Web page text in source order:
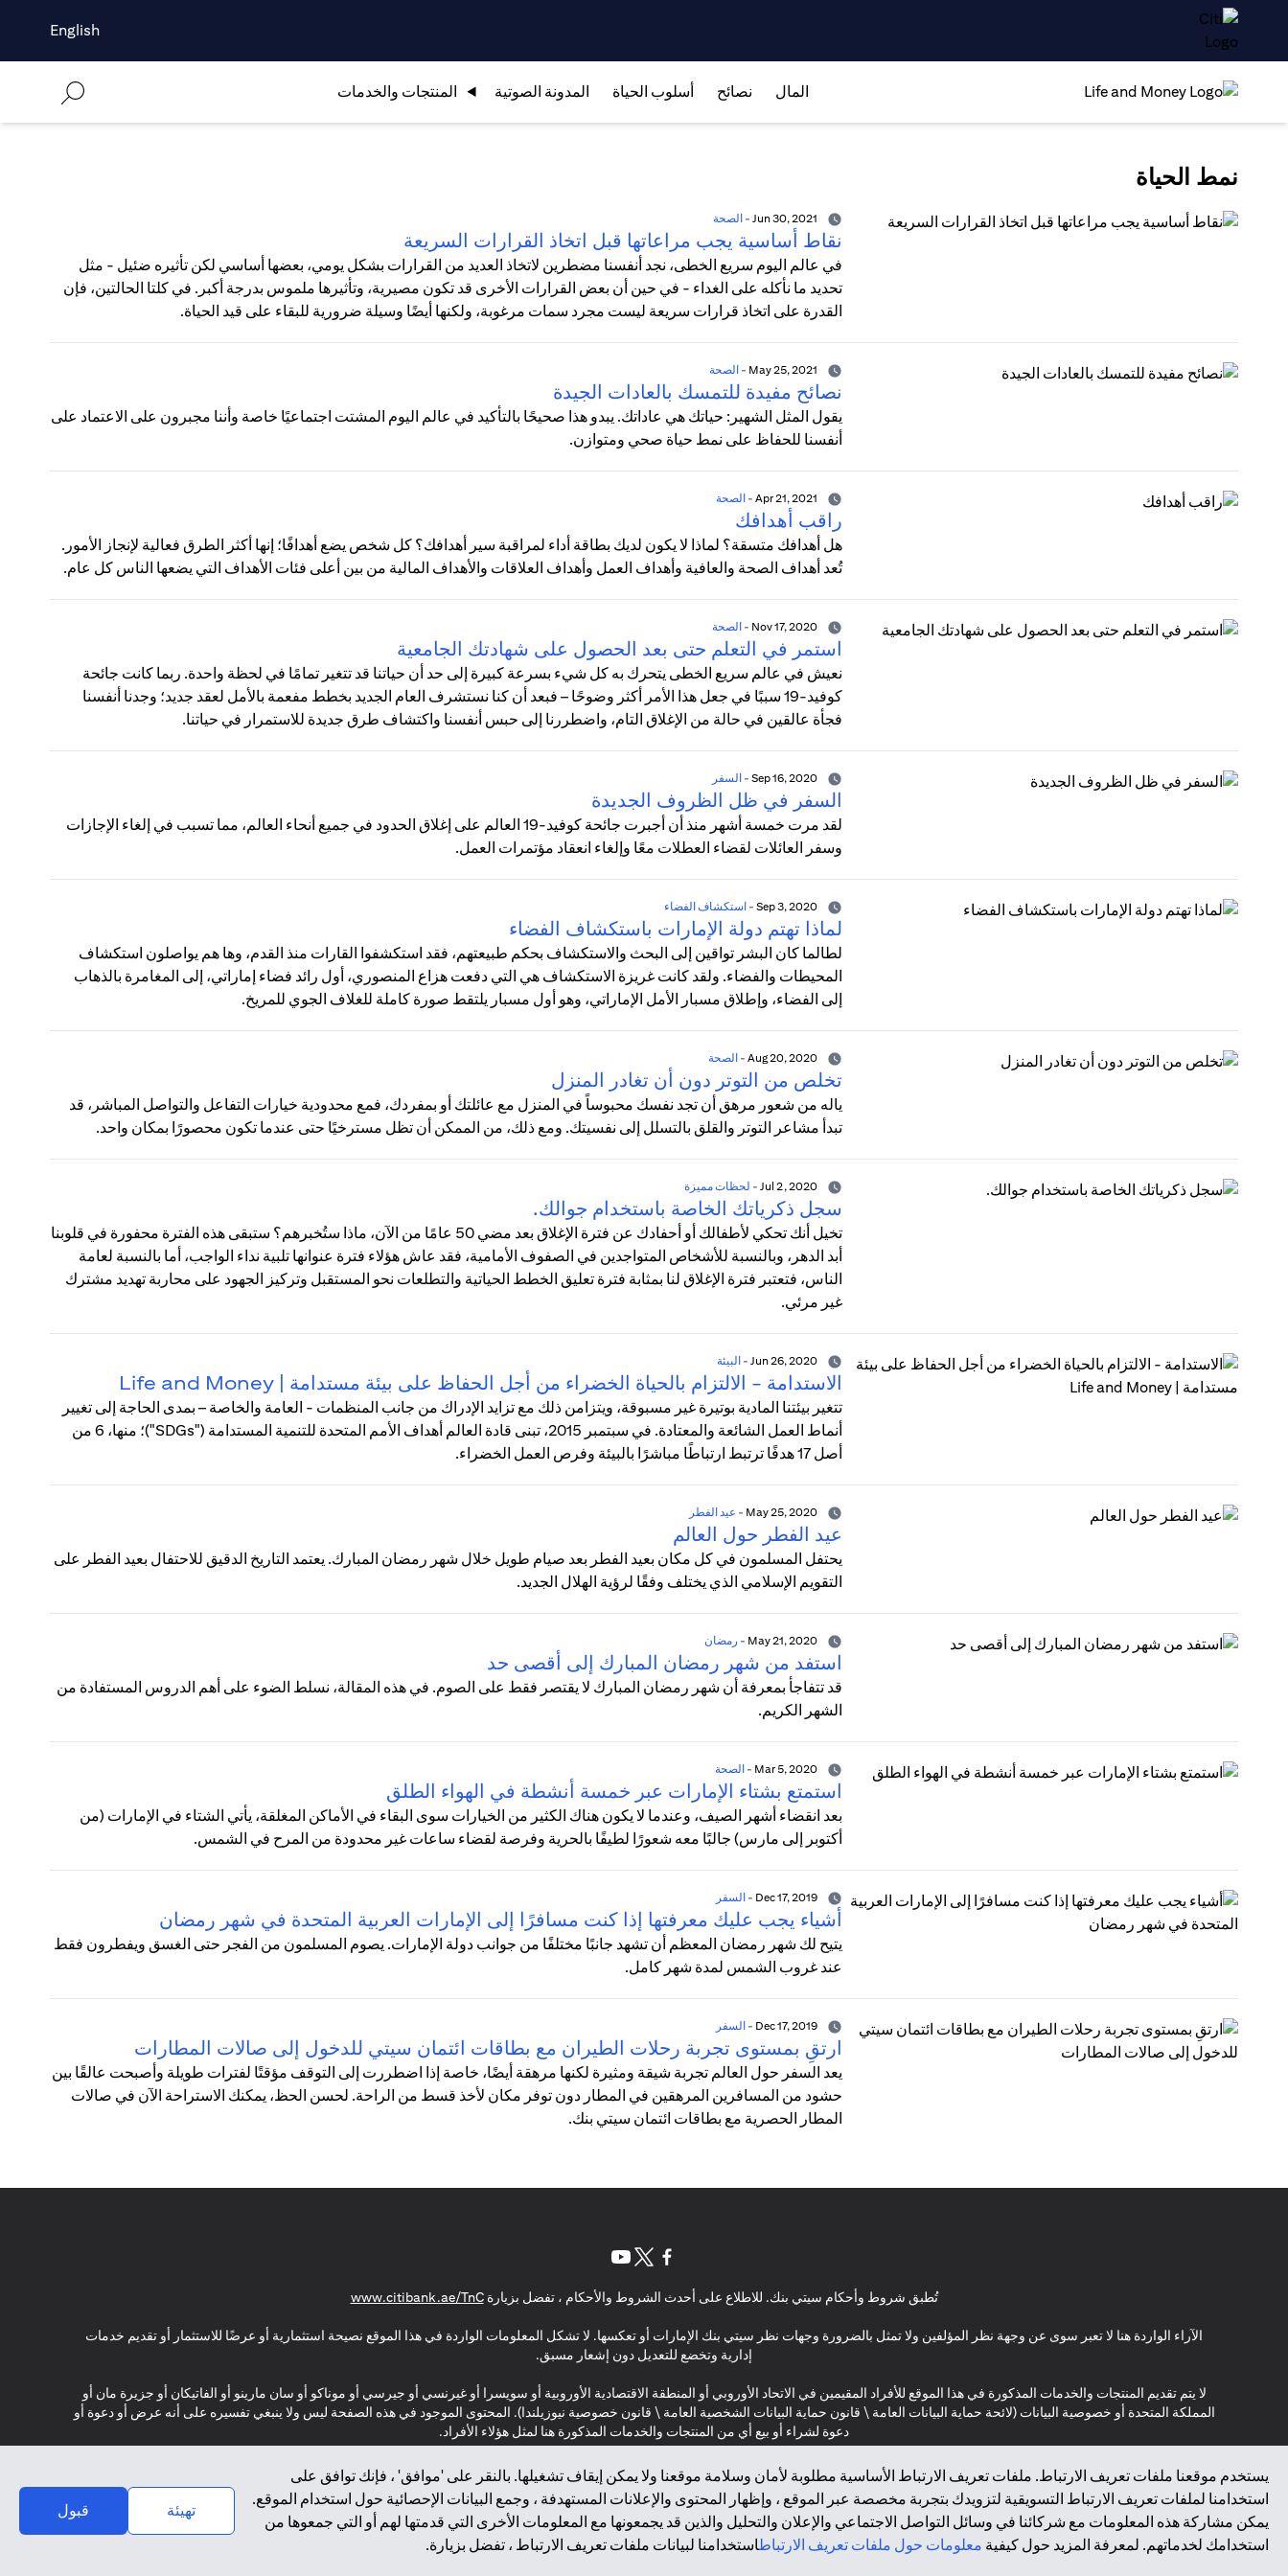
↑
English
المال نصائح أسلوب الحياة المدونة الصوتية المنتجات والخدمات
نمط الحياة
-الصحة
نقاط أساسية يجب مراعاتها قبل اتخاذ القرارات السريعة
في عالم اليوم سريع الخطى، نجد أنفسنا مضطرين لاتخاذ العديد من القرارات بشكل يومي، بعضها أساسي لكن تأثيره ضئيل - مثل
تحديد ما نأكله على الغداء - في حين أن بعض القرارات الأخرى قد تكون مصيرية، وتأثيرها ملموس بدرجة أكبر. في كلتا الحالتين، فإن
القدرة على اتخاذ قرارات سريعة ليست مجرد سمات مرغوبة، ولكنها أيضًا وسيلة ضرورية للبقاء على قيد الحياة.
-الصحة
نصائح مفيدة للتمسك بالعادات الجيدة
يقول المثل الشهير: حياتك هي عاداتك. يبدو هذا صحيحًا بالتأكيد في عالم اليوم المشتت اجتماعيًا خاصة وأننا مجبرون على الاعتماد على
أنفسنا للحفاظ على نمط حياة صحي ومتوازن.
-الصحة
راقب أهدافك
هل أهدافك متسقة؟ لماذا لا يكون لديك بطاقة أداء لمراقبة سير أهدافك؟ كل شخص يضع أهدافًا؛ إنها أكثر الطرق فعالية لإنجاز الأمور.
تُعد أهداف الصحة والعافية وأهداف العمل وأهداف العلاقات والأهداف المالية من بين أعلى فئات الأهداف التي يضعها الناس كل عام.
Nov 17, 2020
-الصحة
استمر في التعلم حتى بعد الحصول على شهادتك الجامعية
نعيش في عالم سريع الخطى يتحرك به كل شيء بسرعة كبيرة إلى حد أن حياتنا قد تتغير تمامًا في لحظة واحدة. ربما كانت جائحة
كوفيد-19 سببًا في جعل هذا الأمر أكثر وضوحًا – فبعد أن كنا نستشرف العام الجديد بخطط مفعمة بالأمل لعقد جديد؛ وجدنا أنفسنا
فجأة عالقين في حالة من الإغلاق التام، واضطررنا إلى حبس أنفسنا واكتشاف طرق جديدة للاستمرار في حياتنا.
Sep 16, 2020
-السفر
السفر في ظل الظروف الجديدة
لقد مرت خمسة أشهر منذ أن أجبرت جائحة كوفيد-19 العالم على إغلاق الحدود في جميع أنحاء العالم، مما تسبب في إلغاء الإجازات
وسفر العائلات لقضاء العطلات معًا وإلغاء انعقاد مؤتمرات العمل.
Sep 3, 2020
-استكشاف الفضاء
لماذا تهتم دولة الإمارات باستكشاف الفضاء
لطالما كان البشر تواقين إلى البحث والاستكشاف بحكم طبيعتهم، فقد استكشفوا القارات منذ القدم، وها هم يواصلون استكشاف
المحيطات والفضاء. ولقد كانت غريزة الاستكشاف هي التي دفعت هزاع المنصوري، أول رائد فضاء إماراتي، إلى المغامرة بالذهاب
إلى الفضاء، وإطلاق مسبار الأمل الإماراتي، وهو أول مسبار يلتقط صورة كاملة للغلاف الجوي للمريخ.
Aug 20, 2020
-الصحة
تخلص من التوتر دون أن تغادر المنزل
ياله من شعور مرهق أن تجد نفسك محبوساً في المنزل مع عائلتك أو بمفردك، فمع محدودية خيارات التفاعل والتواصل المباشر، قد
تبدأ مشاعر التوتر والقلق بالتسلل إلى نفسيتك. ومع ذلك، من الممكن أن تظل مسترخيًا حتى عندما تكون محصورًا بمكان واحد.
Jul 2, 2020
- لحظات مميزة
سجل ذكرياتك الخاصة باستخدام جوالك.
تخيل أنك تحكي لأطفالك أو أحفادك عن فترة الإغلاق بعد مضي 50 عامًا من الآن، ماذا ستُخبرهم؟ ستبقى هذه الفترة محفورة في قلوبنا
أبد الدهر، وبالنسبة للأشخاص المتواجدين في الصفوف الأمامية، فقد عاش هؤلاء فترة عنوانها تلبية نداء الواجب، أما بالنسبة لعامة
الناس، فتعتبر فترة الإغلاق لنا بمثابة فترة تعليق الخطط الحياتية والتطلعات نحو المستقبل وتركيز الجهود على محاربة تهديد مشترك
غير مرئي.
Jun 26, 2020
-البيئة
الاستدامة - الالتزام بالحياة الخضراء من أجل الحفاظ على بيئة مستدامة | Life and Money
تتغير بيئتنا المادية بوتيرة غير مسبوقة، ويتزامن ذلك مع تزايد الإدراك من جانب المنظمات - العامة والخاصة – بمدى الحاجة إلى تغيير
أنماط العمل الشائعة والمعتادة. في سبتمبر 2015، تبنى قادة العالم أهداف الأمم المتحدة للتنمية المستدامة ("SDGs")؛ منها، 6 من
أصل 17 هدفًا ترتبط ارتباطًا مباشرًا بالبيئة وفرص العمل الخضراء.
May 25, 2020
- عيد الفطر
عيد الفطر حول العالم
يحتفل المسلمون في كل مكان بعيد الفطر بعد صيام طويل خلال شهر رمضان المبارك. يعتمد التاريخ الدقيق للاحتفال بعيد الفطر على
التقويم الإسلامي الذي يختلف وفقًا لرؤية الهلال الجديد.
May 21, 2020
- رمضان
استفد من شهر رمضان المبارك إلى أقصى حد
قد تتفاجأ بمعرفة أن شهر رمضان المبارك لا يقتصر فقط على الصوم. في هذه المقالة، نسلط الضوء على أهم الدروس المستفادة من
الشهر الكريم.
Mar 5, 2020
-الصحة
استمتع بشتاء الإمارات عبر خمسة أنشطة في الهواء الطلق
بعد انقضاء أشهر الصيف، وعندما لا يكون هناك الكثير من الخيارات سوى البقاء في الأماكن المغلقة، يأتي الشتاء في الإمارات (من
أكتوبر إلى مارس) جالبًا معه شعورًا لطيفًا بالحرية وفرصة لقضاء ساعات غير محدودة من المرح في الشمس.
Dec 17, 2019
-السفر
أشياء يجب عليك معرفتها إذا كنت مسافرًا إلى الإمارات العربية المتحدة في شهر رمضان
يتيح لك شهر رمضان المعظم أن تشهد جانبًا مختلفًا من جوانب دولة الإمارات. يصوم المسلمون من الفجر حتى الغسق ويفطرون فقط
عند غروب الشمس لمدة شهر كامل.
Dec 17, 2019
-السفر
ارتقِ بمستوى تجربة رحلات الطيران مع بطاقات ائتمان سيتي للدخول إلى صالات المطارات
يعد السفر حول العالم تجربة شيقة ومثيرة لكنها مرهقة أيضًا، خاصة إذا اضطررت إلى التوقف مؤقتًا لفترات طويلة وأصبحت عالقًا بين
حشود من المسافرين المرهقين في المطار دون توفر مكان لأخذ قسط من الراحة. لحسن الحظ، يمكنك الاستراحة الآن في صالات
المطار الحصرية مع بطاقات ائتمان سيتي بنك.
يستخدم موقعنا ملفات تعريف الارتباط. ملفات تعريف الارتباط الأساسية مطلوبة لأمان وسلامة موقعنا ولا يمكن إيقاف تشغيلها. بالنقر على 'موافق' ، فإنك توافق على
استخدامنا لملفات تعريف الارتباط التسويقية لتزويدك بتجربة مخصصة عبر الموقع ، وإظهار المحتوى والإعلانات المستهدفة ، وجمع البيانات الإحصائية حول استخدام الموقع.
يمكن مشاركة هذه المعلومات مع شركائنا في وسائل التواصل الاجتماعي والإعلان والتحليل والذين قد يجمعونها مع المعلومات الأخرى التي قدمتها لهم أو التي جمعوها من
استخدامك لخدماتهم. لمعرفة المزيد حول كيفية معلومات حول ملفات تعريف الارتباطاستخدامنا لبيانات ملفات تعريف الارتباط ، تفضل بزيارة.
تهيئة قبول
تُطبق شروط وأحكام سيتي بنك. للاطلاع على أحدث الشروط والأحكام ، تفضل بزيارةwww.citibank.ae/TnC
opens in a new tab
الآراء الواردة هنا لا تعبر سوى عن وجهة نظر المؤلفين ولا تمثل بالضرورة وجهات نظر سيتي بنك الإمارات أو تعكسها. لا تشكل المعلومات الواردة في هذا الموقع نصيحة استثمارية أو عرضًا للاستثمار أو تقديم خدمات
إدارية وتخضع للتعديل دون إشعار مسبق.
لا يتم تقديم المنتجات والخدمات المذكورة في هذا الموقع للأفراد المقيمين في الاتحاد الأوروبي أو المنطقة الاقتصادية الأوروبية أو سويسرا أو غيرنسي أو جيرسي أو موناكو أو سان مارينو أو الفاتيكان أو جزيرة مان أو
المملكة المتحدة أو خصوصية البيانات (لائحة حماية البيانات العامة \ قانون حماية البيانات الشخصية العامة \ قانون خصوصية نيوزيلندا). المحتوى الموجود في هذه الصفحة ليس ولا ينبغي تفسيره على أنه عرض أو دعوة أو
دعوة لشراء أو بيع أي من المنتجات والخدمات المذكورة هنا لمثل هؤلاء الأفراد.
*GDPR – اللائحة العامة لحماية البيانات؛ * LGPD – Lei Geral de Proteção de Dados Pessoais ; *NZPA – قانون الخصوصية النيوزيلندي
2025 citibank.ae